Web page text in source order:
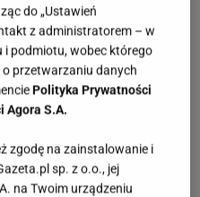
się bardzo
nieprawidłowe
ucierpiał. Mogą
patelni czy
silnymi środkami
się tak częstego
do „Ustawień
z administratorem – w
i podmiotu, wobec którego
przetwarzaniu danych
Polityka Prywatności
Agora S.A.
zgodę na zainstalowanie i
sp. z o.o., jej
na Twoim urządzeniu